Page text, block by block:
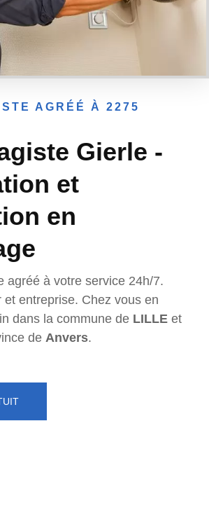
AGRÉÉ À 2275
Gierle -
et
en
agréé à votre service 24h/7.
et entreprise. Chez vous en
dans la commune de LILLE et
de Anvers.